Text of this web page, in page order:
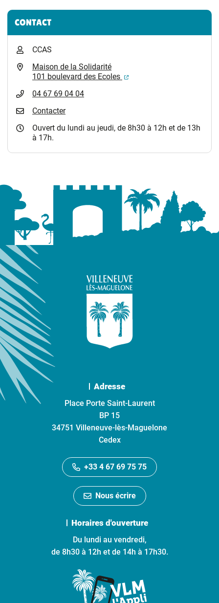
Informations complémentaires
CONTACT
CCAS
Maison de la Solidarité
101 boulevard des Ecoles
(ouverture dans un
04 67 69 04 04
Contacter
Ouvert du lundi au jeudi, de 8h30 à 12h et de 13h
à 17h.
Adresse
Place Porte Saint-Laurent
BP 15
34751 Villeneuve-lès-Maguelone
Cedex
+33 4 67 69 75 75
Nous écrire
Horaires d'ouverture
Du lundi au vendredi,
de 8h30 à 12h et de 14h à 17h30.